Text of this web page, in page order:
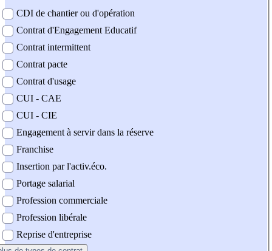
CDI de chantier ou d'opération
Contrat d'Engagement Educatif
Contrat intermittent
Contrat pacte
Contrat d'usage
CUI - CAE
CUI - CIE
Engagement à servir dans la réserve
Franchise
Insertion par l'activ.éco.
Portage salarial
Profession commerciale
Profession libérale
Reprise d'entreprise